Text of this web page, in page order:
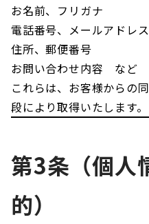
お名前、フリガナ
電話番号、メールアドレス
住所、郵便番号
お問い合わせ内容 など
これらは、お客様からの
段により取得いたします。
第3条（個人
的）